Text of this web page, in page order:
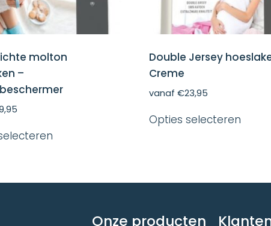
molton
–
product
Deze
gekozen
Double Jersey
Creme
vanaf €23,95
Opties selecteren
optie
Onze producten